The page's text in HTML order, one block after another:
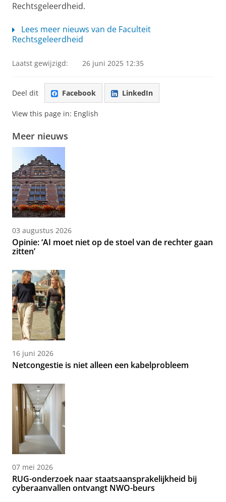
Rechtsgeleerdheid.
Lees meer nieuws van de Faculteit
Rechtsgeleerdheid
Laatst gewijzigd: 26 juni 2025 12:35
Deel dit Facebook LinkedIn
View this page in: English
Meer nieuws
03 augustus 2026
Opinie: ‘AI moet niet op de stoel van de rechter gaan
zitten’
16 juni 2026
Netcongestie is niet alleen een kabelprobleem
07 mei 2026
RUG-onderzoek naar staatsaansprakelijkheid bij
cyberaanvallen ontvangt NWO-beurs